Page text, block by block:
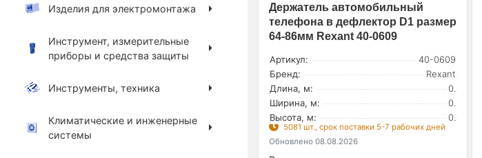
Держатель автомобильный
телефона в дефлектор D1 размер
64-86мм Rexant 40-0609
Артикул:
40-0609
Бренд:
Rexant
Длина, м:
0.
Ширина, м:
0.
Высота, м:
0.
5081 шт., срок поставки 5-7 рабочих дней
Обновлено 08.08.2026
Изделия для электромонтажа
Инструмент, измерительные
приборы и средства защиты
Инструменты, техника
Климатические и инженерные
системы